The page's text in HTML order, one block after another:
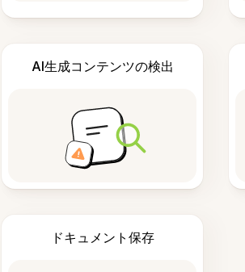
AI生成コンテンツの検出
ドキュメント保存